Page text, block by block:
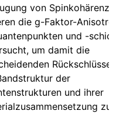
von Spinkohärenz,
die g-Faktor-
und -
um damit die
Rückschlüsse
der
und ihrer
zu